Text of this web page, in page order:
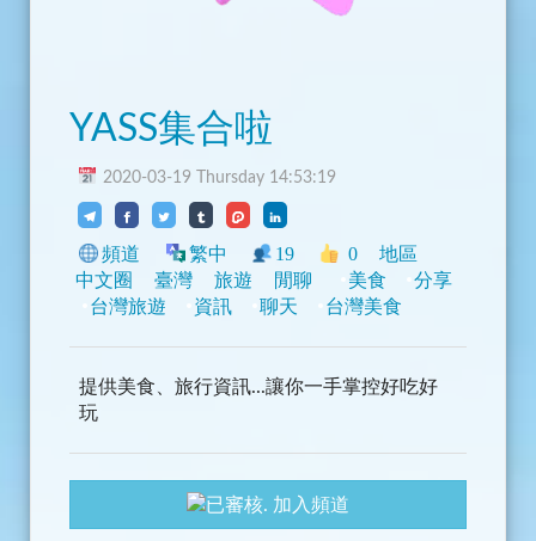
YASS集合啦
2020-03-19 Thursday 14:53:19
頻道 繁中 19 0
地區
中文圈
臺灣 旅遊 閒聊 美食
分享
台灣旅遊
資訊 聊天 台灣美食
提供美食、旅行資訊...讓你一手掌控好吃好
玩
加入頻道